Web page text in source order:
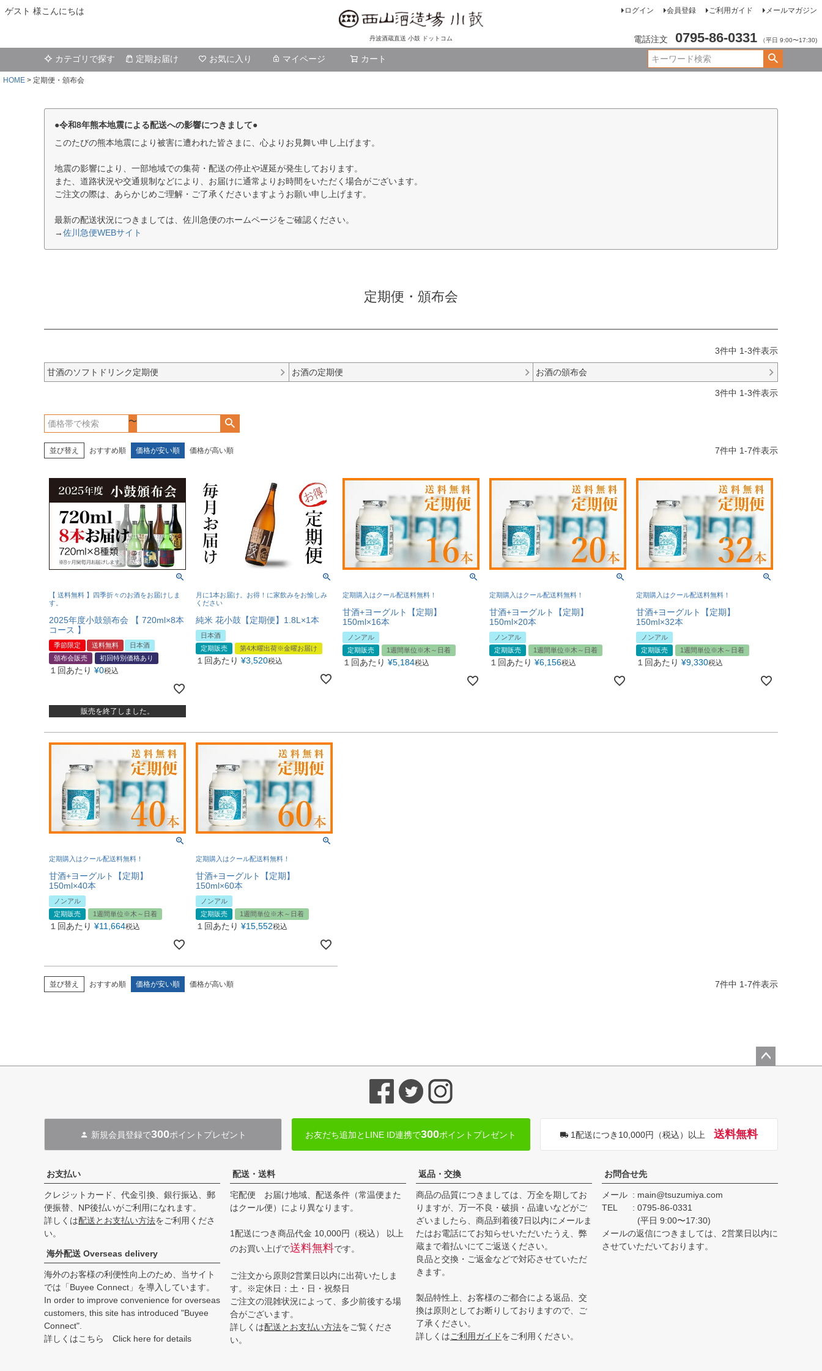
ゲスト 様こんにちは
丹波酒蔵直送 小鼓 ドットコム
ログイン 会員登録 ご利用ガイド メールマガジン
電話注文 0795-86-0331 （平日 9:00〜17:30)
カテゴリで探す 定期お届け お気に入り マイページ カート
HOME 定期便・頒布会
●令和8年熊本地震による配送への影響につきまして●
このたびの熊本地震により被害に遭われた皆さまに、心よりお見舞い申し上げます。
地震の影響により、一部地域での集荷・配送の停止や遅延が発生しております。
また、道路状況や交通規制などにより、お届けに通常よりお時間をいただく場合がございます。
ご注文の際は、あらかじめご理解・ご了承くださいますようお願い申し上げます。
最新の配送状況につきましては、佐川急便のホームページをご確認ください。
→佐川急便WEBサイト
定期便・頒布会
3件中 1-3件表示
甘酒のソフトドリンク定期便 お酒の定期便 お酒の頒布会
3件中 1-3件表示
〜
並び替え おすすめ順 価格が安い順 価格が高い順 7件中 1-7件表示
【 送料無料 】四季折々のお酒をお届けしま
す。
2025年度小鼓頒布会 【 720ml×8本
コース 】
季節限定 送料無料
日本酒
頒布会販売
初回特別価格あり
１回あたり ¥0税込
販売を終了しました。
月に1本お届け。お得！に家飲みをお愉しみ
ください
純米 花小鼓【定期便】1.8L×1本
日本酒
定期販売
第4木曜出荷※金曜お届け
１回あたり ¥3,520税込
定期購入はクール配送料無料！
甘酒+ヨーグルト【定期】
150ml×16本
ノンアル
定期販売
1週間単位※木～日着
１回あたり ¥5,184税込
定期購入はクール配送料無料！
甘酒+ヨーグルト【定期】
150ml×20本
ノンアル
定期販売
1週間単位※木～日着
１回あたり ¥6,156税込
定期購入はクール配送料無料！
甘酒+ヨーグルト【定期】
150ml×32本
ノンアル
定期販売
1週間単位※木～日着
１回あたり ¥9,330税込
定期購入はクール配送料無料！
甘酒+ヨーグルト【定期】
150ml×40本
ノンアル
定期販売
1週間単位※木～日着
１回あたり ¥11,664税込
定期購入はクール配送料無料！
甘酒+ヨーグルト【定期】
150ml×60本
ノンアル
定期販売
1週間単位※木～日着
１回あたり ¥15,552税込
並び替え おすすめ順 価格が安い順 価格が高い順 7件中 1-7件表示
新規会員登録で300ポイントプレゼント お友だち追加とLINE ID連携で300ポイントプレゼント 1配送につき10,000円（税込）以上送料無料
お支払い
クレジットカード、代金引換、銀行振込、郵
便振替、NP後払いがご利用になれます。
詳しくは配送とお支払い方法をご利用くださ
い。
海外配送 Overseas delivery
海外のお客様の利便性向上のため、当サイト
では「Buyee Connect」を導入しています。
In order to improve convenience for overseas
customers, this site has introduced "Buyee
Connect".
詳しくはこちら Click here for details
配送・送料
宅配便 お届け地域、配送条件（常温便また
はクール便）により異なります。
1配送につき商品代金 10,000円（税込） 以上
のお買い上げで送料無料です。
ご注文から原則2営業日以内に出荷いたしま
す。※定休日：土・日・祝祭日
ご注文の混雑状況によって、多少前後する場
合がございます。
詳しくは配送とお支払い方法をご覧くださ
い。
返品・交換
商品の品質につきましては、万全を期してお
りますが、万一不良・破損・品違いなどがご
ざいましたら、商品到着後7日以内にメールま
たはお電話にてお知らせいただいたうえ、弊
蔵まで着払いにてご返送ください。
良品と交換・ご返金などで対応させていただ
きます。
製品特性上、お客様のご都合による返品、交
換は原則としてお断りしておりますので、ご
了承ください。
詳しくはご利用ガイドをご利用ください。
お問合せ先
メール
main@tsuzumiya.com
TEL
0795-86-0331
(平日 9:00〜17:30)
メールの返信につきましては、2営業日以内に
させていただいております。